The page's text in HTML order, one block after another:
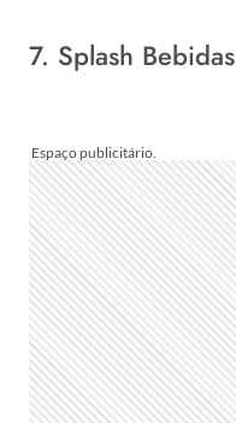
7. Splash